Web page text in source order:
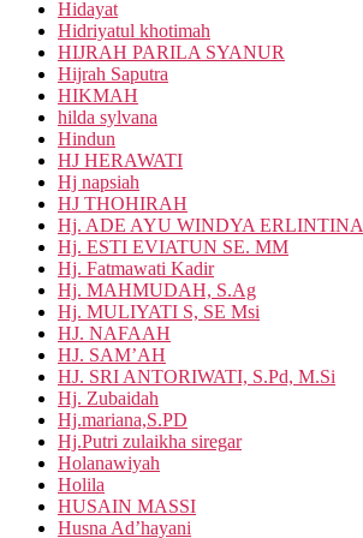
Hidayat
Hidriyatul khotimah
HIJRAH PARILA SYANUR
Hijrah Saputra
HIKMAH
hilda sylvana
Hindun
HJ HERAWATI
Hj napsiah
HJ THOHIRAH
Hj. ADE AYU WINDYA ERLINTINA
Hj. ESTI EVIATUN SE. MM
Hj. Fatmawati Kadir
Hj. MAHMUDAH, S.Ag
Hj. MULIYATI S, SE Msi
HJ. NAFAAH
HJ. SAM’AH
HJ. SRI ANTORIWATI, S.Pd, M.Si
Hj. Zubaidah
Hj.mariana,S.PD
Hj.Putri zulaikha siregar
Holanawiyah
Holila
HUSAIN MASSI
Husna Ad’hayani